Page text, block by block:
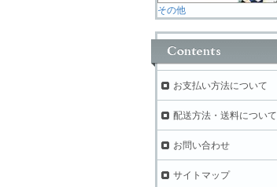
その他
お支払い方法について
配送方法・送料について
お問い合わせ
サイトマップ